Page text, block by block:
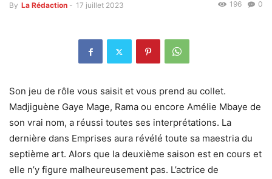
By La Rédaction - 17 juillet 2023 0
196
Son jeu de rôle vous saisit et vous prend au collet.
Madjiguène Gaye Mage, Rama ou encore Amélie Mbaye de
son vrai nom, a réussi toutes ses interprétations. La
dernière dans Emprises aura révélé toute sa maestria du
septième art. Alors que la deuxième saison est en cours et
elle n’y figure malheureusement pas. L’actrice de